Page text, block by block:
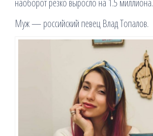
наоборот резко выросло на 1.5 миллиона.
Муж — российский певец Влад Топалов.